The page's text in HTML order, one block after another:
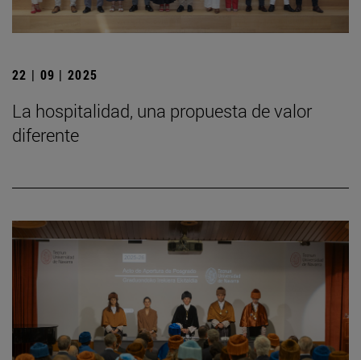
22 | 09 | 2025
La hospitalidad, una propuesta de valor
diferente